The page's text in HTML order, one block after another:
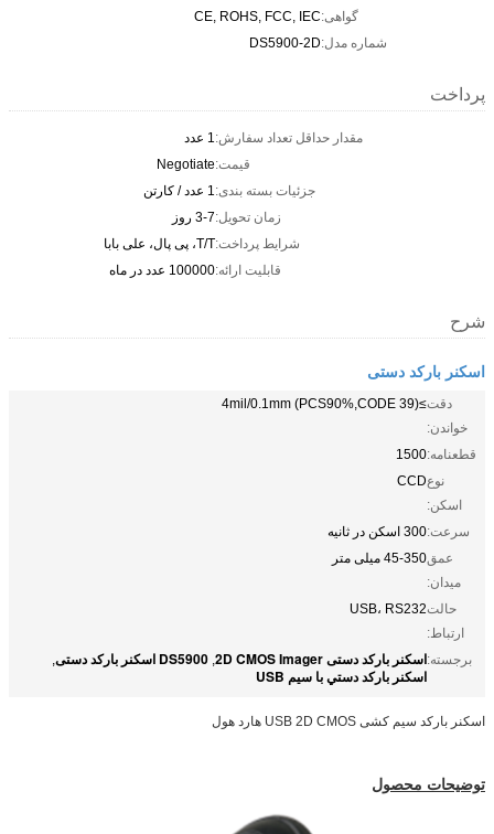
گواهی:CE, ROHS, FCC, IEC
شماره مدل:DS5900-2D
پرداخت
مقدار حداقل تعداد سفارش:1 عدد
قیمت:Negotiate
جزئیات بسته بندی:1 عدد / کارتن
زمان تحویل:3-7 روز
شرایط پرداخت:T/T، پی پال، علی بابا
قابلیت ارائه:100000 عدد در ماه
شرح
اسکنر بارکد دستی
دقت
خواندن:
≥4mil/0.1mm (PCS90%,CODE 39)
قطعنامه:1500
نوع
اسکن:
CCD
سرعت:300 اسکن در ثانیه
عمق
میدان:
45-350 میلی متر
حالت
ارتباط:
USB، RS232
برجسته:اسکنر بارکد دستی 2D CMOS Imager , DS5900 اسکنر بارکد دستی ,
اسکنر بارکد دستي با سيم USB
اسکنر بارکد سیم کشی USB 2D CMOS هارد هول
توضیحات محصول